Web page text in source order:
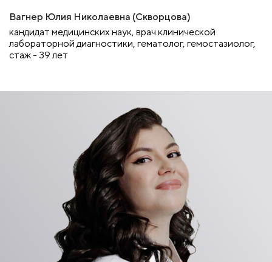
Вагнер Юлия Николаевна (Скворцова)
кандидат медицинских наук, врач клинической
лабораторной диагностики, гематолог, гемостазиолог,
стаж - 39 лет